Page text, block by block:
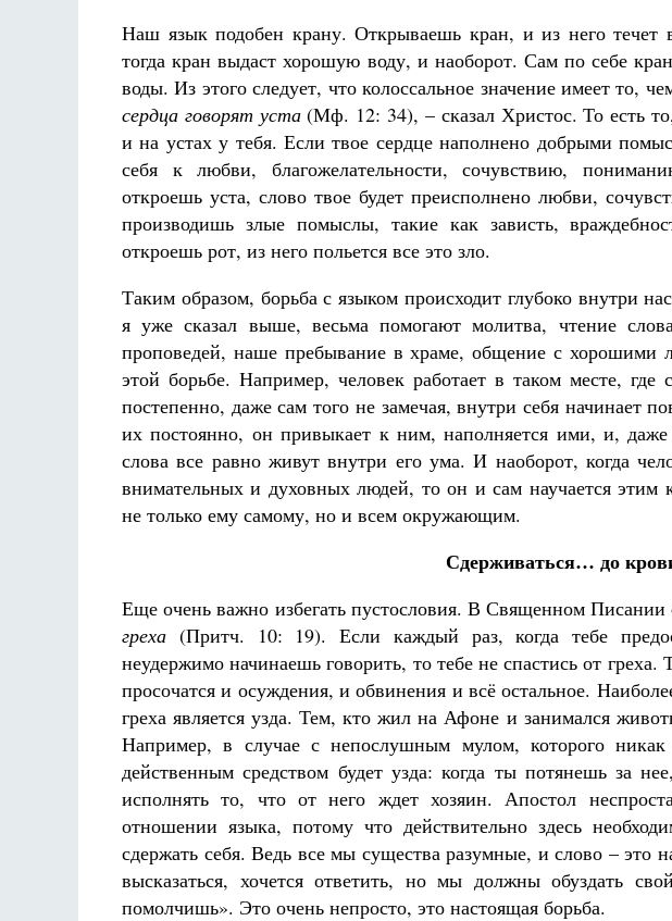
Наш язык подобен крану. Открываешь кран, и из него течет
тогда кран выдаст хорошую воду, и наоборот. Сам по себе кран
воды. Из этого следует, что колоссальное значение имеет то,
сердца говорят уста(Мф. 12: 34), – сказал Христос. То есть
и на устах у тебя. Если твое сердце наполнено добрыми
себя к любви, благожелательности, сочувствию,
откроешь уста, слово твое будет преисполнено любви,
производишь злые помыслы, такие как зависть,
откроешь рот, из него польется все это зло.
Таким образом, борьба с языком происходит глубоко внутри
я уже сказал выше, весьма помогают молитва, чтение
проповедей, наше пребывание в храме, общение с хорошими
этой борьбе. Например, человек работает в таком месте,
постепенно, даже сам того не замечая, внутри себя начинает
их постоянно, он привыкает к ним, наполняется ими, и,
слова все равно живут внутри его ума. И наоборот, когда
внимательных и духовных людей, то он и сам научается этим
не только ему самому, но и всем окружающим.
Сдерживаться… до
Еще очень важно избегать пустословия. В Священном Писании
греха (Притч. 10: 19). Если каждый раз, когда тебе
неудержимо начинаешь говорить, то тебе не спастись от
просочатся и осуждения, и обвинения и всё остальное.
греха является узда. Тем, кто жил на Афоне и занимался
Например, в случае с непослушным мулом, которого
действенным средством будет узда: когда ты потянешь за
исполнять то, что от него ждет хозяин. Апостол
отношении языка, потому что действительно здесь
сдержать себя. Ведь все мы существа разумные, и слово – это
высказаться, хочется ответить, но мы должны обуздать
помолчишь». Это очень непросто, это настоящая борьба.